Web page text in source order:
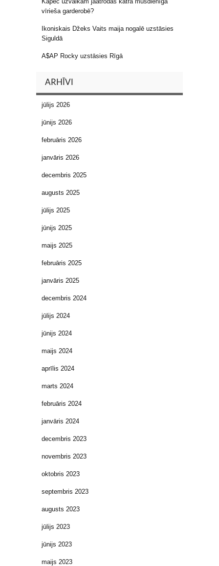
vīrieša garderobē?
Ikoniskais Džeks Vaits maija nogalē uzstāsies
Siguldā
A$AP Rocky uzstāsies Rīgā
ARHĪVI
jūlijs 2026
jūnijs 2026
februāris 2026
janvāris 2026
decembris 2025
augusts 2025
jūlijs 2025
jūnijs 2025
maijs 2025
februāris 2025
janvāris 2025
decembris 2024
jūlijs 2024
jūnijs 2024
maijs 2024
aprīlis 2024
marts 2024
februāris 2024
janvāris 2024
decembris 2023
novembris 2023
oktobris 2023
septembris 2023
augusts 2023
jūlijs 2023
jūnijs 2023
maijs 2023